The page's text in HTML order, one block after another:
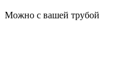
Можно с вашей трубой